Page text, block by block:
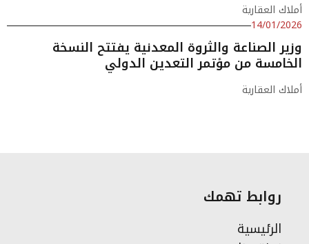
أملاك العقارية
14/01/2026
وزير الصناعة والثروة المعدنية يفتتح النسخة
الخامسة من مؤتمر التعدين الدولي
أملاك العقارية
روابط تهمك
الرئيسية